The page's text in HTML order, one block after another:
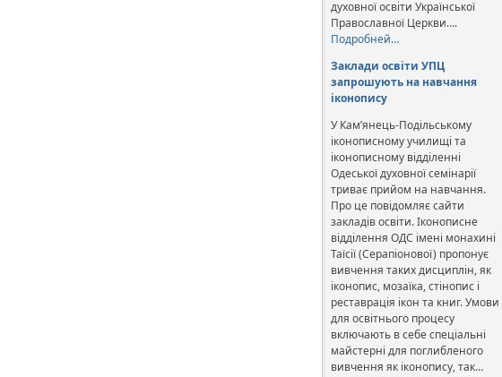
духовної освіти Української
Православної Церкви….
Подробней…
Заклади освіти УПЦ
запрошують на навчання
іконопису
У Кам’янець-Подільському
іконописному училищі та
іконописному відділенні
Одеської духовної семінарії
триває прийом на навчання.
Про це повідомляє сайти
закладів освіти. Іконописне
відділення ОДС імені монахині
Таїсії (Серапіонової) пропонує
вивчення таких дисциплін, як
іконопис, мозаїка, стінопис і
реставрація ікон та книг. Умови
для освітнього процесу
включають в себе спеціальні
майстерні для поглибленого
вивчення як іконопису, так…